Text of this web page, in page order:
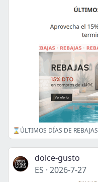
⌛ÚLTIMOS DÍAS DE REBAJAS
dolce-gusto
ES · 2026-7-27